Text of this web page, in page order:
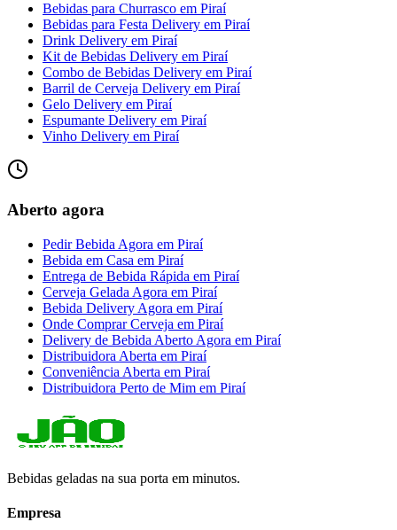
Bebidas para Churrasco em Piraí
Bebidas para Festa Delivery em Piraí
Drink Delivery em Piraí
Kit de Bebidas Delivery em Piraí
Combo de Bebidas Delivery em Piraí
Barril de Cerveja Delivery em Piraí
Gelo Delivery em Piraí
Espumante Delivery em Piraí
Vinho Delivery em Piraí
Aberto agora
Pedir Bebida Agora em Piraí
Bebida em Casa em Piraí
Entrega de Bebida Rápida em Piraí
Cerveja Gelada Agora em Piraí
Bebida Delivery Agora em Piraí
Onde Comprar Cerveja em Piraí
Delivery de Bebida Aberto Agora em Piraí
Distribuidora Aberta em Piraí
Conveniência Aberta em Piraí
Distribuidora Perto de Mim em Piraí
Bebidas geladas na sua porta em minutos.
Empresa